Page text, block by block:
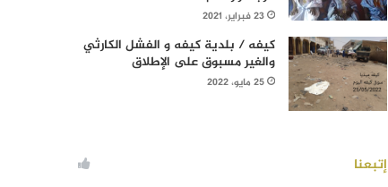
23 فبراير، 2021
كيفه / بلدية كيفه و الفشل الكارثي
والغير مسبوق على الإطلاق
25 مايو، 2022
إتبعنا